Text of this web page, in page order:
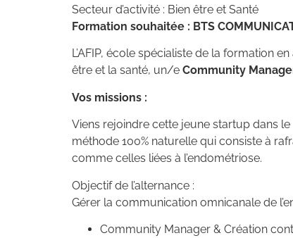
Secteur d’activité : Bien être et Santé
Formation souhaitée : BTS
L’AFIP, école spécialiste de la formation
être et la santé, un/e Community
Vos missions :
Viens rejoindre cette jeune startup dans
méthode 100% naturelle qui consiste à
comme celles liées à l’endométriose.
Objectif de l’alternance :
Gérer la communication omnicanale de
Community Manager & Création